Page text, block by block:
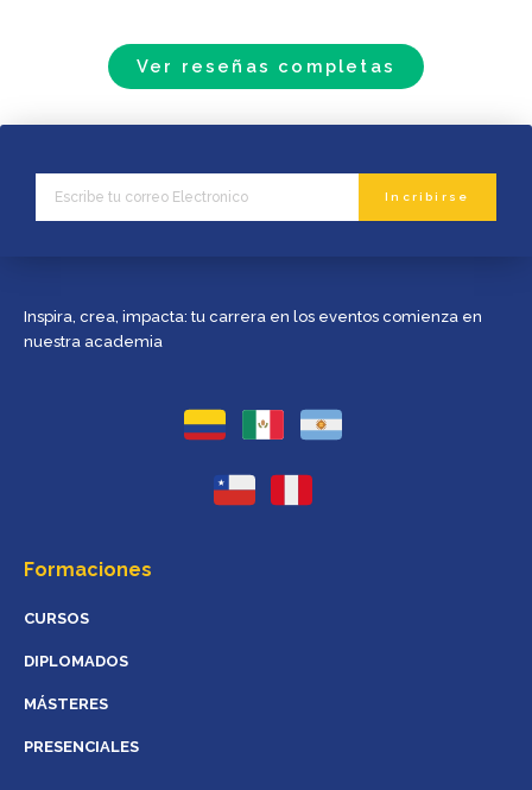
Ver reseñas completas
Incribirse
Inspira, crea, impacta: tu carrera en los eventos comienza en
nuestra academia
Formaciones
CURSOS
DIPLOMADOS
MÁSTERES
PRESENCIALES